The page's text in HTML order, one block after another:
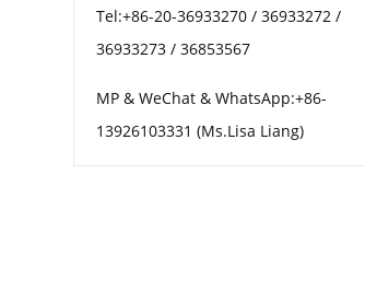
Tel:+86-20-36933270 / 36933272 /
36933273 / 36853567
MP & WeChat & WhatsApp:+86-
13926103331 (Ms.Lisa Liang)